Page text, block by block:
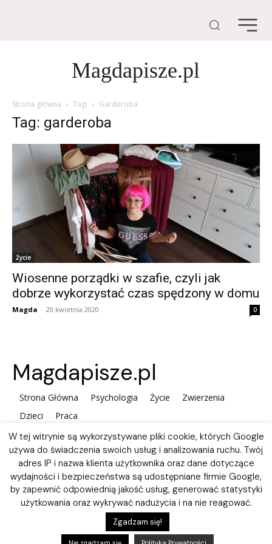
Magdapisze.pl
Strona główna Tagi Garderoba
Tag: garderoba
Życie
Wiosenne porządki w szafie, czyli jak
dobrze wykorzystać czas spędzony w domu
Magda - 20 kwietnia 2020 0
Magdapisze.pl
Strona Główna Psychologia Życie
Zwierzenia
Dzieci
Praca
W tej witrynie są wykorzystywane pliki cookie, których Google
używa do świadczenia swoich usług i analizowania ruchu. Twój
adres IP i nazwa klienta użytkownika oraz dane dotyczące
wydajności i bezpieczeństwa są udostępniane firmie Google,
by zapewnić odpowiednią jakość usług, generować statystyki
użytkowania oraz wykrywać nadużycia i na nie reagować.
Zgadzam się!